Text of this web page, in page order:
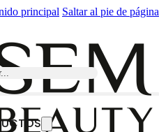
principal Saltar al pie de página